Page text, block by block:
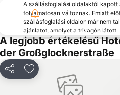
Eisriesenwelt
Skigebiet Sportwelt Amadé
Sport- und Freizeitzentrum Optimum
Geisterberg
A szállásfoglalási oldalaktól kapott
folyamatosan változnak. Emiatt
szállásfoglalási oldalon már nem
ajánlatot, amelyet a trivagón látott.
A legjobb értékelésű
der Großglocknerstraße
MegosztásHozzáadás a